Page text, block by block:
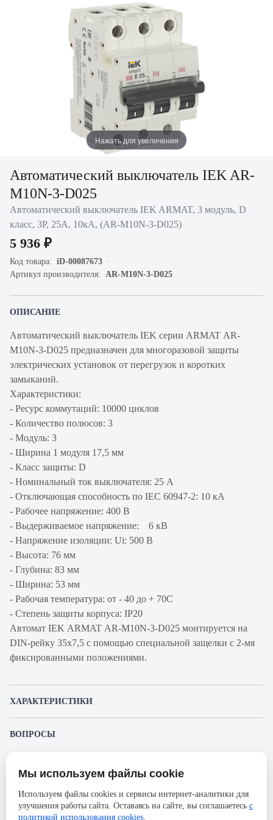
Нажать для увеличения
Автоматический выключатель IEK AR-
M10N-3-D025
Автоматический выключатель IEK ARMAT, 3 модуль, D
класс, 3P, 25А, 10кА, (AR-M10N-3-D025)
5 936 ₽
Код товара: iD-00087673
Артикул производителя: AR-M10N-3-D025
ОПИСАНИЕ
Автоматический выключатель IEK серии ARMAT AR-
M10N-3-D025 предназначен для многоразовой защиты
электрических установок от перегрузок и коротких
замыканий.
Характеристики:
- Ресурс коммутаций: 10000 циклов
- Количество полюсов: 3
- Модуль: 3
- Ширина 1 модуля 17,5 мм
- Класс защиты: D
- Номинальный ток выключателя: 25 А
- Отключающая способность по IEC 60947-2: 10 кА
- Рабочее напряжение: 400 В
- Выдерживаемое напряжение: 6 кВ
- Напряжение изоляции: Ui: 500 В
- Высота: 76 мм
- Глубина: 83 мм
- Ширина: 53 мм
- Рабочая температура: от - 40 до + 70С
- Степень защиты корпуса: IP20
Автомат IEK ARMAT AR-M10N-3-D025 монтируется на
DIN-рейку 35x7,5 с помощью специальной защелки с 2-мя
фиксированными положениями.
ХАРАКТЕРИСТИКИ
Производитель
Серия
ARMAT
ВОПРОСЫ
Пожалуйста, авторизуйтесь, чтобы иметь
Представленные изображения и характеристики могут отличаться от реального
без предварительного уведомления. Компания АйДистрибьют не несёт
ответственности в случае не соответствия текущей модели товаров фотографиям,
размещённым в карточке товара.
Мы используем файлы cookie
Используем файлы cookies и сервисы интернет-аналитики для
улучшения работы сайта. Оставаясь на сайте, вы соглашаетесь с
политикой использования cookies.